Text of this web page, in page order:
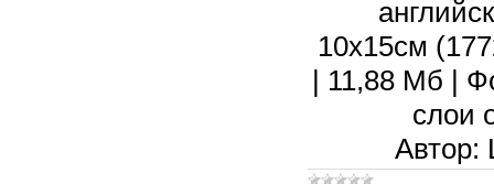
10х15см
| 11,88 Мб |
слои
Автор: